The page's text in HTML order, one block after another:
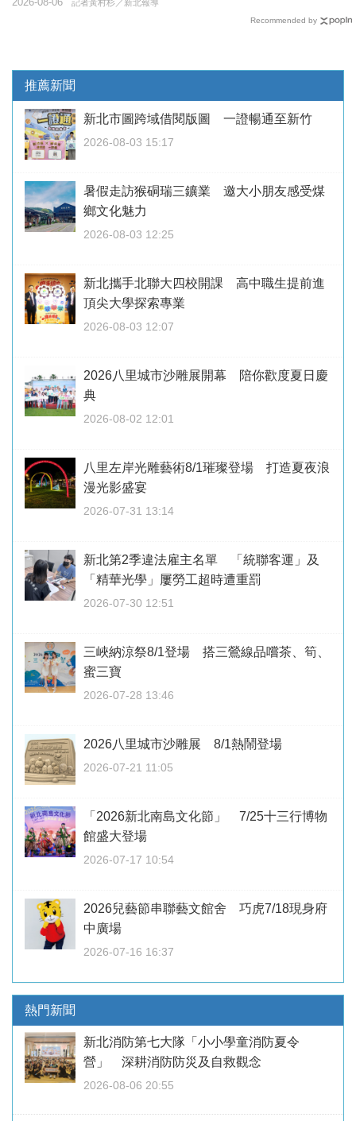
記者黃村杉／新北報導
Recommended by
推薦新聞
新北市圖跨域借閱版圖 一證暢通至新竹
2026-08-03 15:17
暑假走訪猴硐瑞三鑛業 邀大小朋友感受煤
鄉文化魅力
2026-08-03 12:25
新北攜手北聯大四校開課 高中職生提前進
頂尖大學探索專業
2026-08-03 12:07
2026八里城市沙雕展開幕 陪你歡度夏日慶
典
2026-08-02 12:01
八里左岸光雕藝術8/1璀璨登場 打造夏夜浪
漫光影盛宴
2026-07-31 13:14
新北第2季違法雇主名單 「統聯客運」及
「精華光學」屢勞工超時遭重罰
2026-07-30 12:51
三峽納涼祭8/1登場 搭三鶯線品嚐茶、筍、
蜜三寶
2026-07-28 13:46
2026八里城市沙雕展 8/1熱鬧登場
2026-07-21 11:05
「2026新北南島文化節」 7/25十三行博物
館盛大登場
2026-07-17 10:54
2026兒藝節串聯藝文館舍 巧虎7/18現身府
中廣場
2026-07-16 16:37
熱門新聞
新北消防第七大隊「小小學童消防夏令
營」 深耕消防防災及自救觀念
2026-08-06 20:55